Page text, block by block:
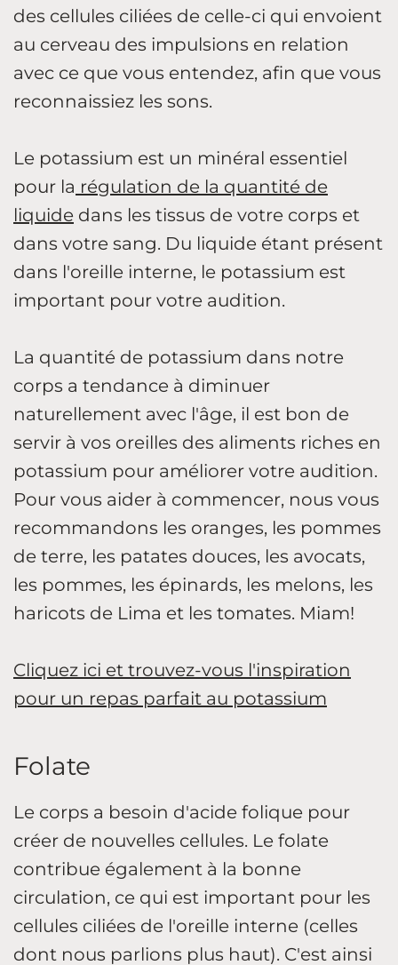
des cellules ciliées de celle-ci qui envoient
au cerveau des impulsions en relation
avec ce que vous entendez, afin que vous
reconnaissiez les sons.
Le potassium est un minéral essentiel
pour la régulation de la quantité de
liquide dans les tissus de votre corps et
dans votre sang. Du liquide étant présent
dans l'oreille interne, le potassium est
important pour votre audition.
La quantité de potassium dans notre
corps a tendance à diminuer
naturellement avec l'âge, il est bon de
servir à vos oreilles des aliments riches en
potassium pour améliorer votre audition.
Pour vous aider à commencer, nous vous
recommandons les oranges, les pommes
de terre, les patates douces, les avocats,
les pommes, les épinards, les melons, les
haricots de Lima et les tomates. Miam!
Cliquez ici et trouvez-vous l'inspiration
pour un repas parfait au potassium
Folate
Le corps a besoin d'acide folique pour
créer de nouvelles cellules. Le folate
contribue également à la bonne
circulation, ce qui est important pour les
cellules ciliées de l'oreille interne (celles
dont nous parlions plus haut). C'est ainsi